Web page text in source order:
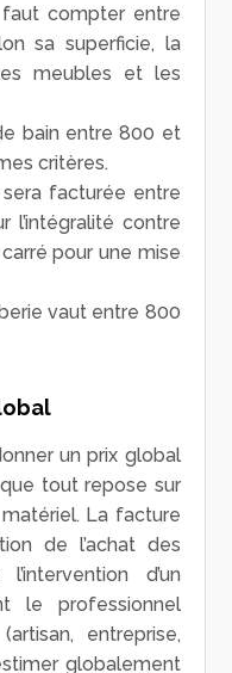
compter entre
sa superficie, la
meubles et les
bain entre 800 et
critères.
facturée entre
l’intégralité contre
pour une mise
vaut entre 800
un prix global
tout repose sur
La facture
de l’achat des
d’un
le professionnel
entreprise,
globalement